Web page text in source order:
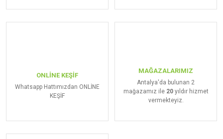
ONLİNE KEŞİF
Whatsapp Hattımızdan ONLİNE
KEŞİF
MAĞAZALARIMIZ
Antalya'da bulunan 2
mağazamız ile 20yıldır hizmet
vermekteyiz.